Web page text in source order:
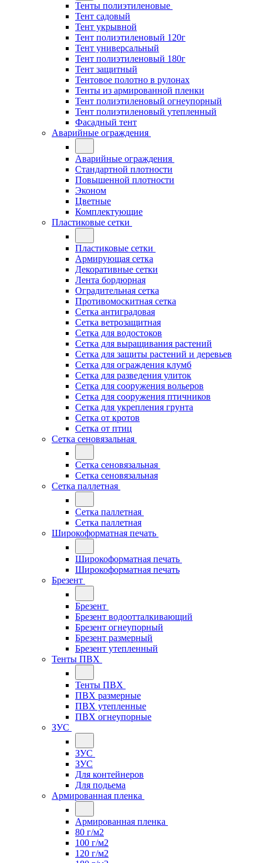
Тенты полиэтиленовые
Тент садовый
Тент укрывной
Тент полиэтиленовый 120г
Тент универсальный
Тент полиэтиленовый 180г
Тент защитный
Тентовое полотно в рулонах
Тенты из армированной пленки
Тент полиэтиленовый огнеупорный
Тент полиэтиленовый утепленный
Фасадный тент
Аварийные ограждения
Аварийные ограждения
Стандартной плотности
Повышенной плотности
Эконом
Цветные
Комплектующие
Пластиковые сетки
Пластиковые сетки
Армирующая сетка
Декоративные сетки
Лента бордюрная
Оградительная сетка
Противомоскитная сетка
Сетка антиградовая
Сетка ветрозащитная
Сетка для водостоков
Сетка для выращивания растений
Сетка для защиты растений и деревьев
Сетка для ограждения клумб
Сетка для разведения улиток
Сетка для сооружения вольеров
Сетка для сооружения птичников
Сетка для укрепления грунта
Сетка от кротов
Сетка от птиц
Сетка сеновязальная
Сетка сеновязальная
Сетка сеновязальная
Сетка паллетная
Сетка паллетная
Сетка паллетная
Широкоформатная печать
Широкоформатная печать
Широкоформатная печать
Брезент
Брезент
Брезент водоотталкивающий
Брезент огнеупорный
Брезент размерный
Брезент утепленный
Тенты ПВХ
Тенты ПВХ
ПВХ размерные
ПВХ утепленные
ПВХ огнеупорные
ЗУС
ЗУС
ЗУС
Для контейнеров
Для подьема
Армированная пленка
Армированная пленка
80 г/м2
100 г/м2
120 г/м2